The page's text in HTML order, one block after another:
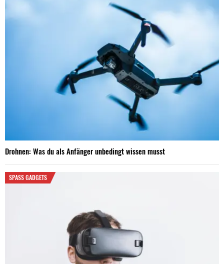
Drohnen: Was du als Anfänger unbedingt wissen musst
SPASS GADGETS